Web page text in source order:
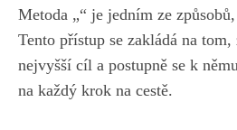
Metoda „“ je jedním ze
Tento přístup se zakládá na tom,
nejvyšší cíl a⁣ postupně se k
na každý⁤ krok na cestě.